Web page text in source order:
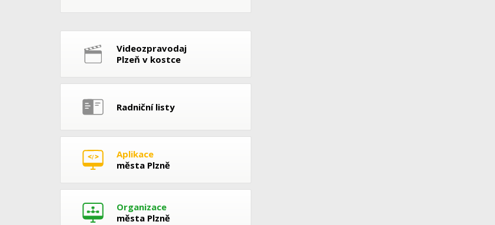
Videozpravodaj
Plzeň v kostce
Radniční listy
Aplikace
města Plzně
Organizace
města Plzně